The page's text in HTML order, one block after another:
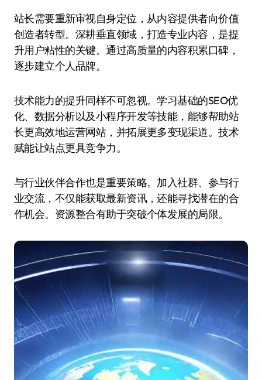
站长需要重新审视自身定位，从内容提供者向价值
创造者转型。深耕垂直领域，打造专业内容，是提
升用户粘性的关键。通过高质量的内容积累口碑，
逐步建立个人品牌。
技术能力的提升同样不可忽视。学习基础的SEO优
化、数据分析以及小程序开发等技能，能够帮助站
长更高效地运营网站，并拓展更多变现渠道。技术
赋能让站点更具竞争力。
与行业伙伴合作也是重要策略。加入社群、参与行
业交流，不仅能获取最新资讯，还能寻找潜在的合
作机会。资源整合有助于突破个体发展的局限。